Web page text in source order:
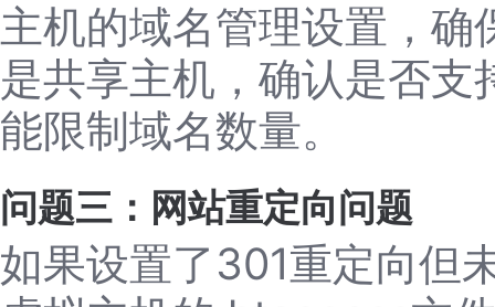
主机的域名管理设置，
是共享主机，确认是否
能限制域名数量。
问题三：网站重定向问题
如果设置了301重定向但